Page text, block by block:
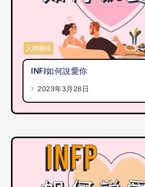
INFJ如何說愛你
2023年3月28日
人際關係